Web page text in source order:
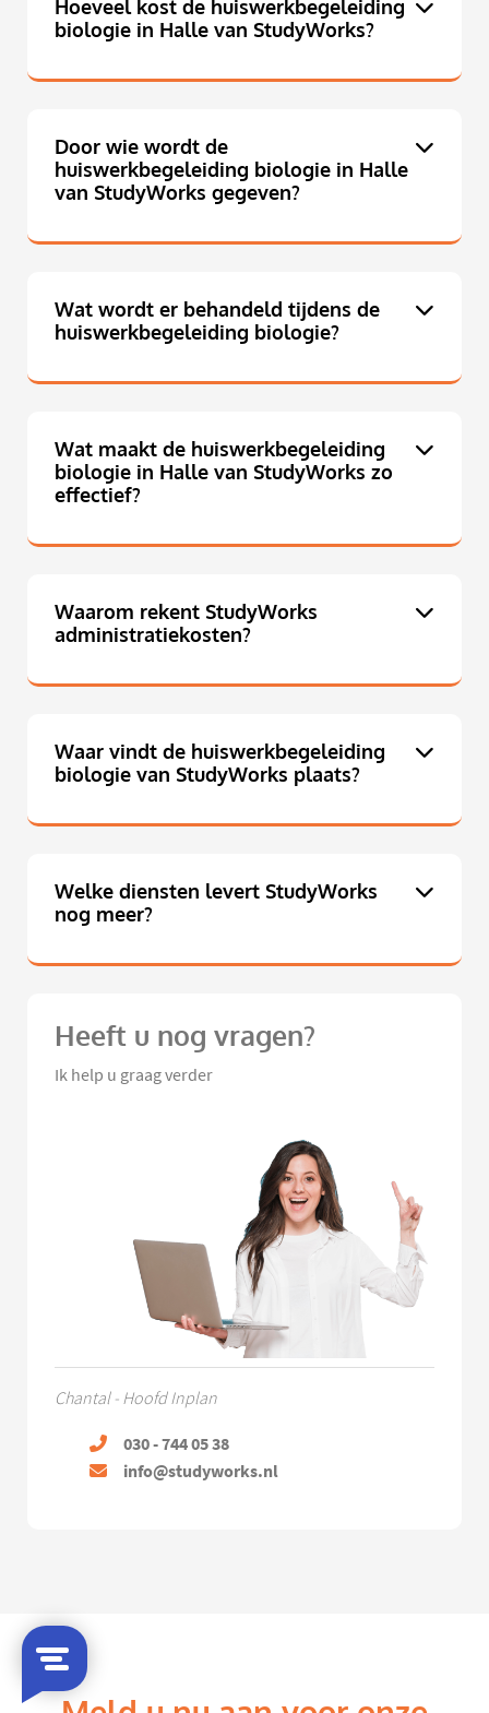
Hoeveel kost de huiswerkbegeleiding
biologie in Halle van StudyWorks?
Door wie wordt de
huiswerkbegeleiding biologie in Halle
van StudyWorks gegeven?
Wat wordt er behandeld tijdens de
huiswerkbegeleiding biologie?
Wat maakt de huiswerkbegeleiding
biologie in Halle van StudyWorks zo
effectief?
Waarom rekent StudyWorks
administratiekosten?
Waar vindt de huiswerkbegeleiding
biologie van StudyWorks plaats?
Welke diensten levert StudyWorks
nog meer?
Heeft u nog vragen?
Ik help u graag verder
Chantal - Hoofd Inplan
030 - 744 05 38
info@studyworks.nl